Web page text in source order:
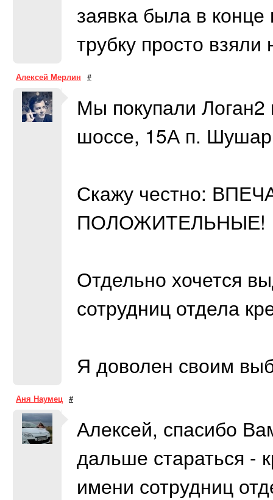
заявка была в
трубку просто
Алексей Мерлин #
Мы покупали
шоссе, 15А п.
Скажу честно:
ПОЛОЖИТЕЛЬНЫЕ!
Отдельно хочется
сотрудниц отдела
Я доволен своим
Аня Наумец #
Алексей, спасибо
дальше стараться -
имени сотрудниц